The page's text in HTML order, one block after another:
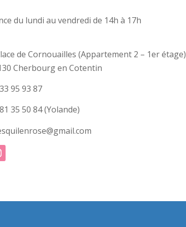
du lundi au vendredi de 14h à 17h
de Cornouailles (Appartement 2 – 1er étage)
Cherbourg en Cotentin
95 93 87
35 50 84 (Yolande)